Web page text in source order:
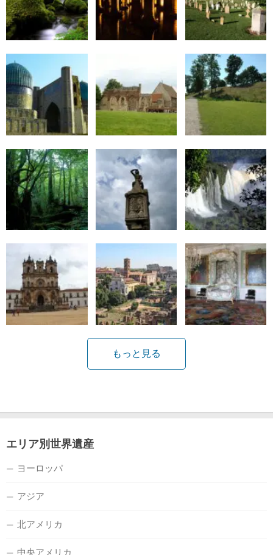
もっと見る
エリア別世界遺産
ヨーロッパ
アジア
北アメリカ
中央アメリカ